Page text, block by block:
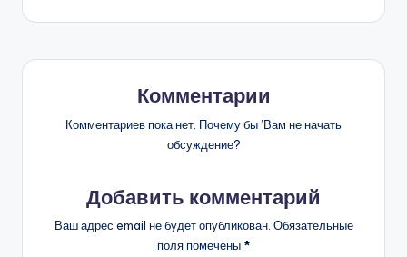
Комментарии
Комментариев пока нет. Почему бы ’Вам не начать
обсуждение?
Добавить комментарий
Ваш адрес email не будет опубликован. Обязательные
поля помечены *